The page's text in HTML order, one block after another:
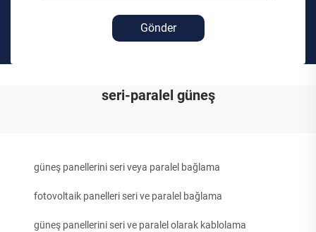
Gönder
seri-paralel güneş
güneş panellerini seri veya paralel bağlama
fotovoltaik panelleri seri ve paralel bağlama
güneş panellerini seri ve paralel olarak kablolama